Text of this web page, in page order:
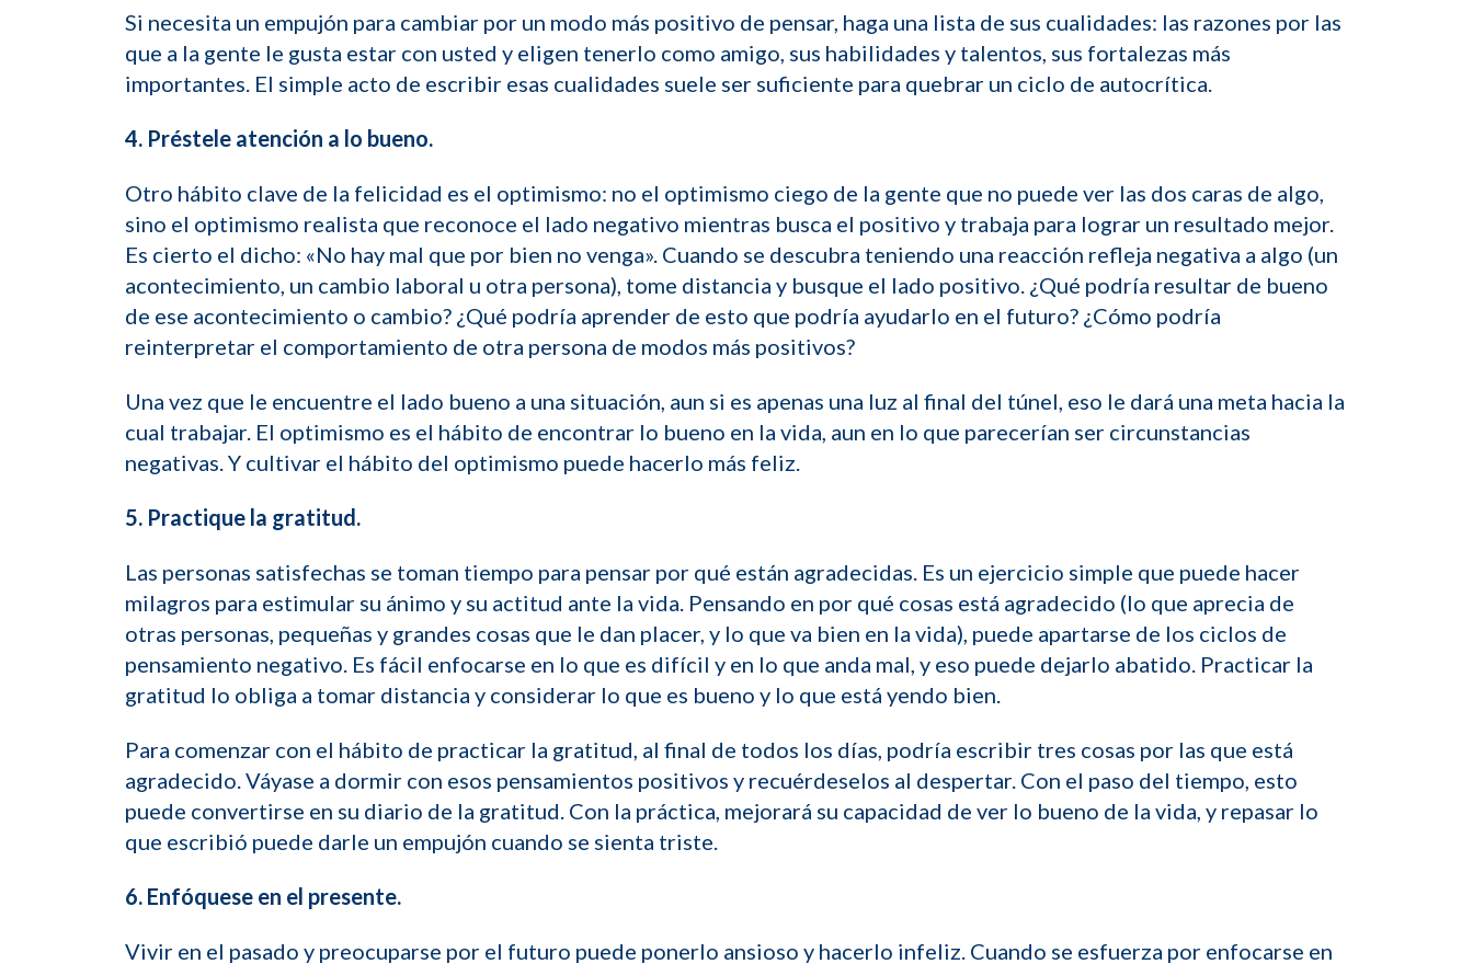
Si necesita un empujón para cambiar por un modo más positivo de pensar, haga una lista de sus cualidades: las razones por las
que a la gente le gusta estar con usted y eligen tenerlo como amigo, sus habilidades y talentos, sus fortalezas más
importantes. El simple acto de escribir esas cualidades suele ser suficiente para quebrar un ciclo de autocrítica.
4. Préstele atención a lo bueno.
Otro hábito clave de la felicidad es el optimismo: no el optimismo ciego de la gente que no puede ver las dos caras de algo,
sino el optimismo realista que reconoce el lado negativo mientras busca el positivo y trabaja para lograr un resultado mejor.
Es cierto el dicho: «No hay mal que por bien no venga». Cuando se descubra teniendo una reacción refleja negativa a algo (un
acontecimiento, un cambio laboral u otra persona), tome distancia y busque el lado positivo. ¿Qué podría resultar de bueno
de ese acontecimiento o cambio? ¿Qué podría aprender de esto que podría ayudarlo en el futuro? ¿Cómo podría
reinterpretar el comportamiento de otra persona de modos más positivos?
Una vez que le encuentre el lado bueno a una situación, aun si es apenas una luz al final del túnel, eso le dará una meta hacia la
cual trabajar. El optimismo es el hábito de encontrar lo bueno en la vida, aun en lo que parecerían ser circunstancias
negativas. Y cultivar el hábito del optimismo puede hacerlo más feliz.
5. Practique la gratitud.
Las personas satisfechas se toman tiempo para pensar por qué están agradecidas. Es un ejercicio simple que puede hacer
milagros para estimular su ánimo y su actitud ante la vida. Pensando en por qué cosas está agradecido (lo que aprecia de
otras personas, pequeñas y grandes cosas que le dan placer, y lo que va bien en la vida), puede apartarse de los ciclos de
pensamiento negativo. Es fácil enfocarse en lo que es difícil y en lo que anda mal, y eso puede dejarlo abatido. Practicar la
gratitud lo obliga a tomar distancia y considerar lo que es bueno y lo que está yendo bien.
Para comenzar con el hábito de practicar la gratitud, al final de todos los días, podría escribir tres cosas por las que está
agradecido. Váyase a dormir con esos pensamientos positivos y recuérdeselos al despertar. Con el paso del tiempo, esto
puede convertirse en su diario de la gratitud. Con la práctica, mejorará su capacidad de ver lo bueno de la vida, y repasar lo
que escribió puede darle un empujón cuando se sienta triste.
6. Enfóquese en el presente.
Vivir en el pasado y preocuparse por el futuro puede ponerlo ansioso y hacerlo infeliz. Cuando se esfuerza por enfocarse en